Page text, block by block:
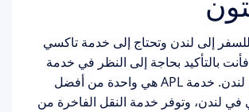
إلى لندن وتحتاج إلى خدمة تاكسي
بالتأكيد بحاجة إلى النظر في خدمة
تاكسي APL في لندن. خدمة APL هي واحدة من أفضل
لندن، وتوفر خدمة النقل الفاخرة من